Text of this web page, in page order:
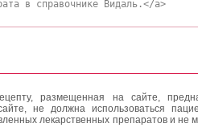
размещенная на сайте,
не должна использоваться
лекарственных препаратов и не